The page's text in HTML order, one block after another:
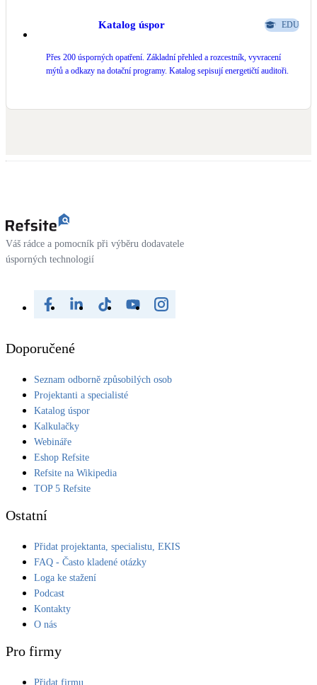
Katalog úspor EDU
Přes 200 úsporných opatření. Základní přehled a rozcestník, vyvracení
mýtů a odkazy na dotační programy. Katalog sepisují energetičtí auditoři.
Váš rádce a pomocník při výběru dodavatele
úsporných technologií
Doporučené
Seznam odborně způsobilých osob
Projektanti a specialisté
Katalog úspor
Kalkulačky
Webináře
Eshop Refsite
Refsite na Wikipedia
TOP 5 Refsite
Ostatní
Přidat projektanta, specialistu, EKIS
FAQ - Často kladené otázky
Loga ke stažení
Podcast
Kontakty
O nás
Pro firmy
Přidat firmu